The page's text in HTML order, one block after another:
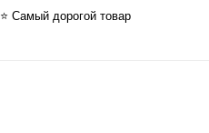
⭐ Самый дорогой товар